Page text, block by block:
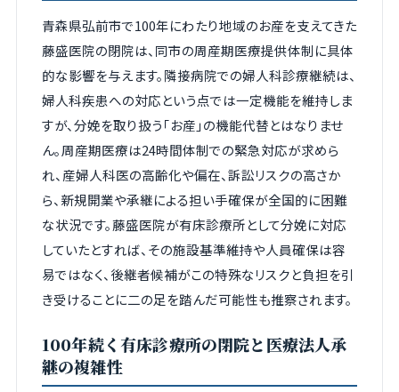
青森県弘前市で100年にわたり地域のお産を支えてきた
藤盛医院の閉院は、同市の周産期医療提供体制に具体
的な影響を与えます。隣接病院での婦人科診療継続は、
婦人科疾患への対応という点では一定機能を維持しま
すが、分娩を取り扱う「お産」の機能代替とはなりませ
ん。周産期医療は24時間体制での緊急対応が求めら
れ、産婦人科医の高齢化や偏在、訴訟リスクの高さか
ら、新規開業や承継による担い手確保が全国的に困難
な状況です。藤盛医院が有床診療所として分娩に対応
していたとすれば、その施設基準維持や人員確保は容
易ではなく、後継者候補がこの特殊なリスクと負担を引
き受けることに二の足を踏んだ可能性も推察されます。
100年続く有床診療所の閉院と医療法人承
継の複雑性